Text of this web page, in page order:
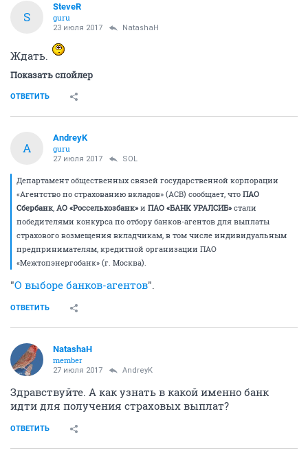
S
SteveR
guru
23 июля 2017 NatashaH
Ждать.
Показать спойлер
ОТВЕТИТЬ
A
AndreyK
guru
27 июля 2017 SOL
Департамент общественных связей государственной корпорации
«Агентство по страхованию вкладов» (АСВ) сообщает, что ПАО
Сбербанк АО «Россельхозбанк» и ПАО «БАНК УРАЛСИБ» стали
победителями конкурса по отбору банков-агентов для выплаты
страхового возмещения вкладчикам, в том числе индивидуальным
предпринимателям, кредитной организации ПАО
«Межтопэнергобанк» (г. Москва).
"О выборе банков-агентов".
ОТВЕТИТЬ
NatashaH
member
27 июля 2017 AndreyK
Здравствуйте. А как узнать в какой именно банк
идти для получения страховых выплат?
ОТВЕТИТЬ